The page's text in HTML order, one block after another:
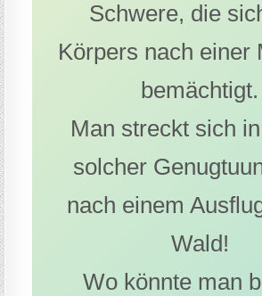
Schwere, die
Körpers nach einer
bemächtigt.
Man streckt sich
solcher
nach einem
Wald!
Wo könnte man